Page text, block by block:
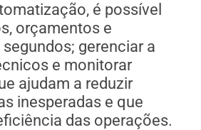
é possível
orçamentos e
gerenciar a
e monitorar
ajudam a reduzir
inesperadas e que
das operações.